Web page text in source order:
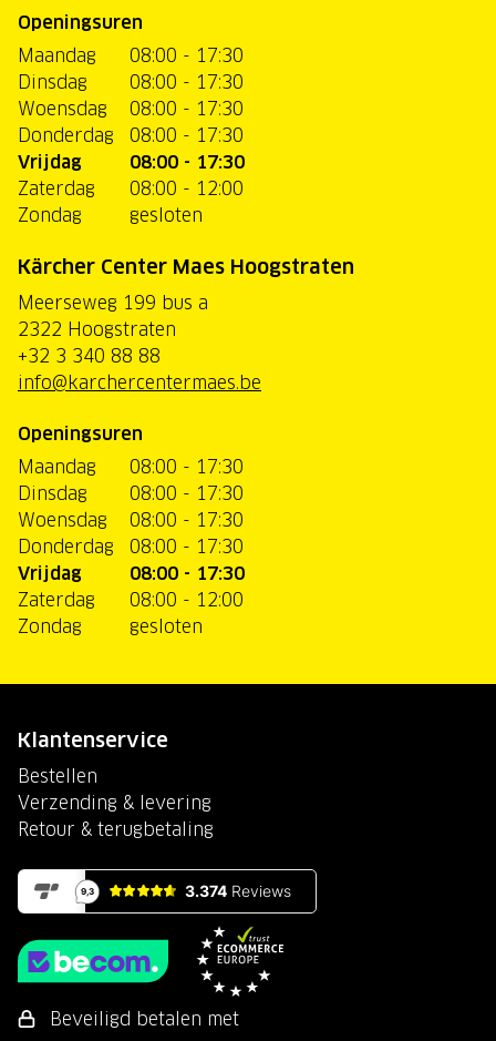
Openingsuren
Maandag
08:00 - 17:30
Dinsdag
08:00 - 17:30
Woensdag
08:00 - 17:30
Donderdag
08:00 - 17:30
Vrijdag
08:00 - 17:30
Zaterdag
08:00 - 12:00
Zondag
gesloten
Kärcher Center Maes Hoogstraten
Meerseweg 199 bus a
2322 Hoogstraten
+32 3 340 88 88
info@karchercentermaes.be
Openingsuren
Maandag
08:00 - 17:30
Dinsdag
08:00 - 17:30
Woensdag
08:00 - 17:30
Donderdag
08:00 - 17:30
Vrijdag
08:00 - 17:30
Zaterdag
08:00 - 12:00
Zondag
gesloten
Klantenservice
Bestellen
Verzending & levering
Retour & terugbetaling
Beveiligd betalen met